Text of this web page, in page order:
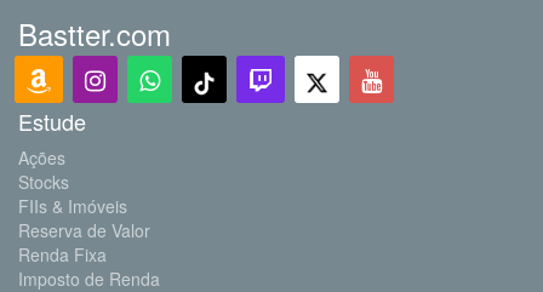
Bastter.com
Estude
Ações
Stocks
FIIs & Imóveis
Reserva de Valor
Renda Fixa
Imposto de Renda